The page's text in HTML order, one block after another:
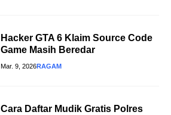
Hacker GTA 6 Klaim Source Code
Game Masih Beredar
Mar. 9, 2026RAGAM
Cara Daftar Mudik Gratis Polres